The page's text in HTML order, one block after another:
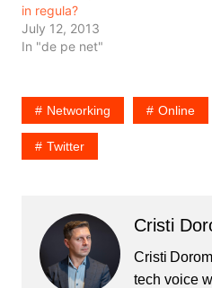
in regula?
July 12, 2013
In "de pe net"
Networking Online
Twitter
Cristi
Cristi
tech voice